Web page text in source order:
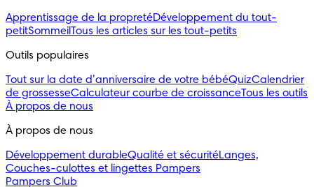
Apprentissage de la propretéDéveloppement du tout-
petitSommeilTous les articles sur les tout-petits
Outils populaires
Tout sur la date d’anniversaire de votre bébéQuizCalendrier
de grossesseCalculateur courbe de croissanceTous les outils
À propos de nous
À propos de nous
Développement durableQualité et sécuritéLanges,
Couches-culottes et lingettes Pampers
Pampers Club